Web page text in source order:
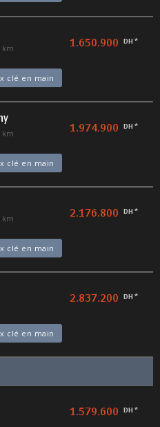
km 1.650.900 DH *
clé en main
km 1.974.900 DH *
clé en main
km 2.176.800 DH *
clé en main
2.837.200 DH *
clé en main
1.579.600 DH *